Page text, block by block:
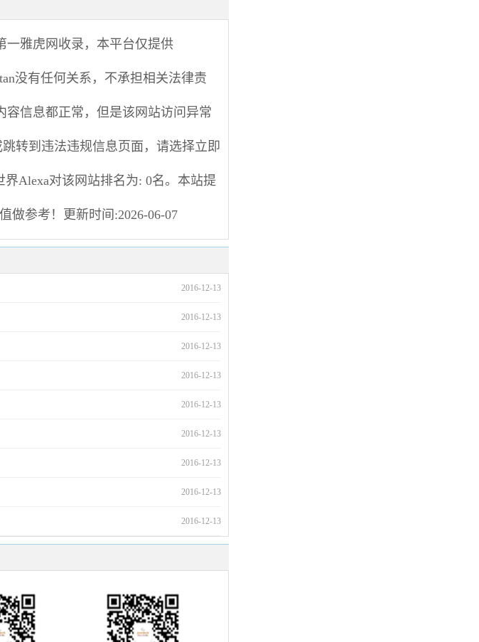
一雅虎网收录，本平台仅提供
没有任何关系，不承担相关法律责
容信息都正常，但是该网站访问异常
转到违法违规信息页面，请选择立即
Alexa对该网站排名为: 0名。本站提
做参考！ 更新时间:2026-06-07
2016-12-13
2016-12-13
2016-12-13
2016-12-13
2016-12-13
2016-12-13
2016-12-13
2016-12-13
2016-12-13